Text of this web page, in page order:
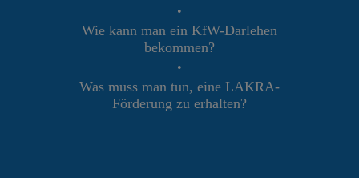
•
Wie kann man ein KfW-Darlehen
bekommen?
•
Was muss man tun, eine LAKRA-
Förderung zu erhalten?